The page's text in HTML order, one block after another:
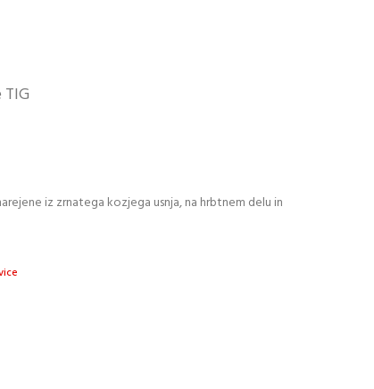
iz zrnatega kozjega usnja, na hrbtnem delu in